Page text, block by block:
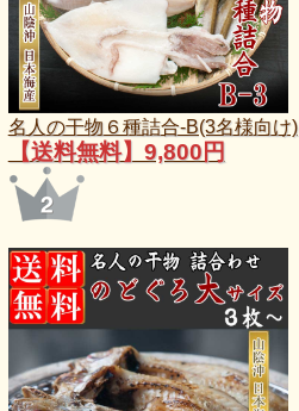
名人の干物６種詰合-B(3名様向け)
【送料無料】9,800円